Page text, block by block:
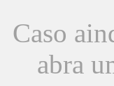
Caso
abra